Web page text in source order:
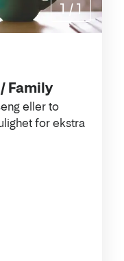
Family
eller to
for ekstra
1 /1